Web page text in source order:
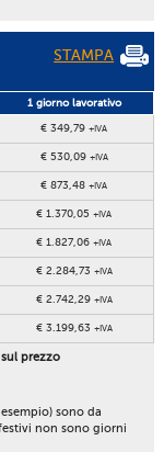
STAMPA
1 giorno lavorativo
€ 349,79+IVA
€ 530,09 +IVA
€ 873,48+IVA
€ 1.370,05+IVA
€ 1.827,06+IVA
€ 2.284,73 +IVA
€ 2.742,29 +IVA
€ 3.199,63 +IVA
prezzo
sono da
non sono giorni